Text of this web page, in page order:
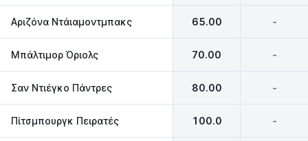
Αριζόνα Ντάιαμοντμπακς 65.00 -
Μπάλτιμορ Όριολς 70.00 -
Σαν Ντιέγκο Πάντρες 80.00 -
Πίτσμπουργκ Πειρατές 100.0 -